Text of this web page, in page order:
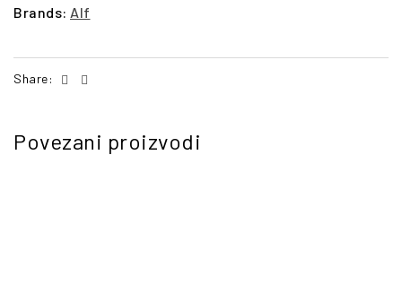
Brands: Alf
Share: Facebook
Povezani proizvodi